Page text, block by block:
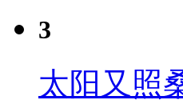
3
太阳又照